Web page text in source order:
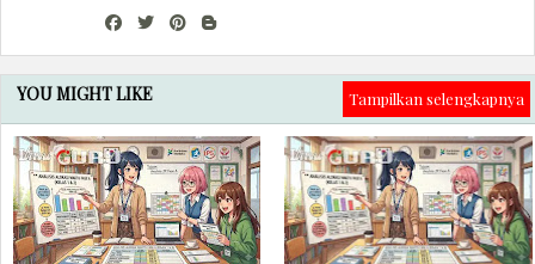
YOU MIGHT LIKE Tampilkan selengkapnya